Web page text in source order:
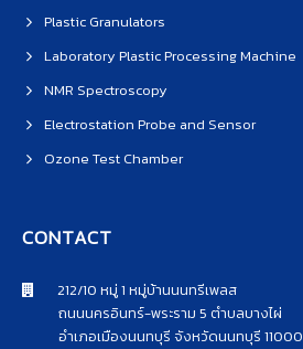
Plastic Granulators
Laboratory Plastic Processing Machine
NMR Spectroscopy
Electrostation Probe and Sensor
Ozone Test Chamber
CONTACT
212/10 หมู่ 1 หมู่บ้านนนทรีเพลส
ถนนนครอินทร์-พระราม 5 ตำบลบางไผ่
อำเภอเมืองนนทบุรี จังหวัดนนทบุรี 11000